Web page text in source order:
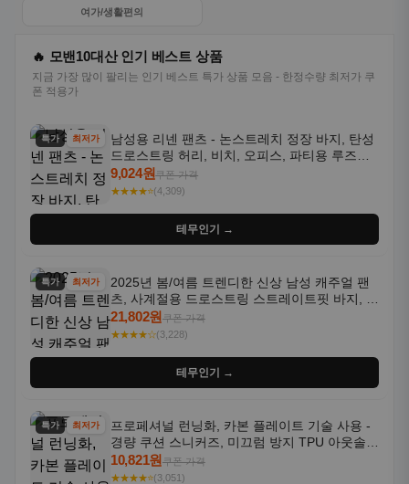
여가/생활편의
🔥 모밴10대산 인기 베스트 상품
지금 가장 많이 팔리는 인기 베스트 특가 상품 모음 - 한정수량 최저가 쿠
폰 적용가
특가 최저가
남성용 리넨 팬츠 - 논스트레치 정장 바지, 탄성
드로스트링 허리, 비치, 오피스, 파티용 루즈핏
트라우저 - 세탁기 사용 가능한 캐주얼 정장 의
상
9,024원쿠폰 가격
★★★★⭐(4,309)
테무인기 →
특가 최저가
2025년 봄/여름 트렌디한 신상 남성 캐주얼 팬
츠, 사계절용 드로스트링 스트레이트핏 바지, 한
국 스타일, 활용도 높은 아웃도어 및 정장용, 발
목 바지
21,802원쿠폰 가격
★★★★☆(3,228)
테무인기 →
특가 최저가
프로페셔널 런닝화, 카본 플레이트 기술 사용 -
경량 쿠션 스니커즈, 미끄럼 방지 TPU 아웃솔,
통기성 화이트-퍼플 그라데이션, 헬스, 트레이
닝 - 남성용, 여성용, 모든 계절에 적합
10,821원쿠폰 가격
★★★★⭐(3,051)